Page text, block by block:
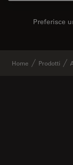
Preferisce
Home Prodotti